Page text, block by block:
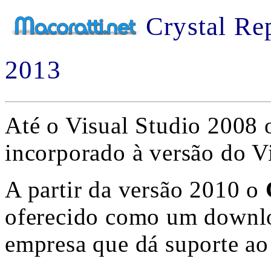
Crystal
2013
Até o Visual Studio 2008
incorporado à versão do
A partir da versão 2010 o
oferecido como um
empresa que dá suporte